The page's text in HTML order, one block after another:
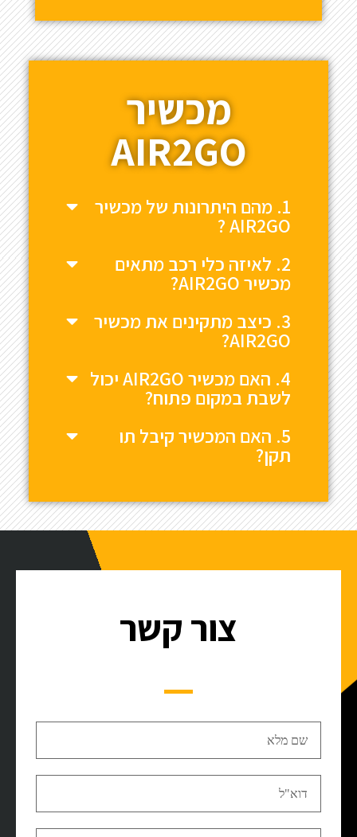
מכשיר
AIR2GO
1. מהם היתרונות של מכשיר
AIR2GO ?
2. לאיזה כלי רכב מתאים
מכשיר AIR2GO?
3. כיצב מתקינים את מכשיר
AIR2GO?
4. האם מכשיר AIR2GO יכול
לשבת במקום פתוח?
5. האם המכשיר קיבל תו
תקן?
צור קשר